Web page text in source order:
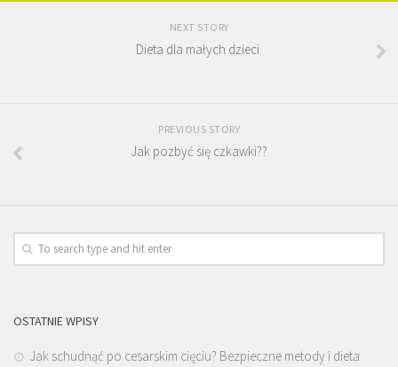
NEXT STORY
Dieta dla małych dzieci.
PREVIOUS STORY
Jak pozbyć się czkawki??
OSTATNIE WPISY
Jak schudnąć po cesarskim cięciu? Bezpieczne metody i dieta